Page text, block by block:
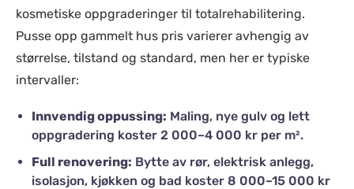
kosmetiske oppgraderinger til totalrehabilitering.
Pusse opp gammelt hus pris varierer avhengig av
størrelse, tilstand og standard, men her er typiske
intervaller:
Innvendig oppussing: Maling, nye gulv og lett
oppgradering koster 2 000–4 000 kr per m².
Full renovering: Bytte av rør, elektrisk anlegg,
isolasjon, kjøkken og bad koster 8 000–15 000 kr